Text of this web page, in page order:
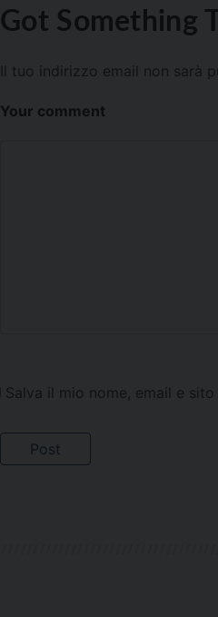
Got Something
Il tuo indirizzo email non sarà
Your comment
Salva il mio nome, email e